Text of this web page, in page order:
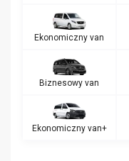
Ekonomiczny van
Biznesowy van
Ekonomiczny van+